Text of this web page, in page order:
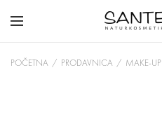
POČETNA PRODAVNICA MAKE-UP